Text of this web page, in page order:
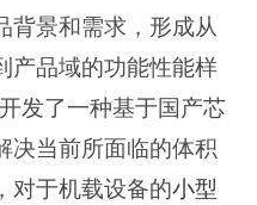
背景和需求，形成从
产品域的功能性能样
发了一种基于国产芯
决当前所面临的体积
对于机载设备的小型